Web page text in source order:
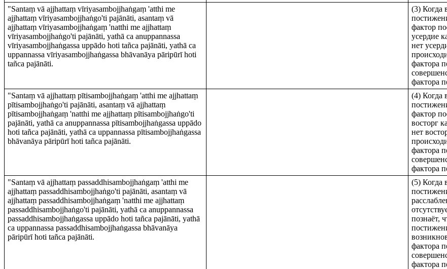
"Santaṃ vā ajjhattaṃ vīriyasambojjhaṅgaṃ 'atthi me
ajjhattaṃ vīriyasambojjhaṅgo'ti pajānāti, asantaṃ vā
ajjhattaṃ vīriyasambojjhaṅgaṃ 'natthi me ajjhattaṃ
vīriyasambojjhaṅgo'ti pajānāti, yathā ca anuppannassa
vīriyasambojjhaṅgassa uppādo hoti tañca pajānāti, yathā ca
uppannassa vīriyasambojjhaṅgassa bhāvanāya pāripūrī hoti
tañca pajānāti.
(3) Когда
фактор
усердие
нет
фактора
фактора
"Santaṃ vā ajjhattaṃ pītisambojjhaṅgaṃ 'atthi me ajjhattaṃ
pītisambojjhaṅgo'ti pajānāti, asantaṃ vā ajjhattaṃ
pītisambojjhaṅgaṃ 'natthi me ajjhattaṃ pītisambojjhaṅgo'ti
pajānāti, yathā ca anuppannassa pītisambojjhaṅgassa uppādo
hoti tañca pajānāti, yathā ca uppannassa pītisambojjhaṅgassa
bhāvanāya pāripūrī hoti tañca pajānāti.
(4) Когда
фактор
восторг
нет
фактора
фактора
"Santaṃ vā ajjhattaṃ passaddhisambojjhaṅgaṃ 'atthi me
ajjhattaṃ passaddhisambojjhaṅgo'ti pajānāti, asantaṃ vā
ajjhattaṃ passaddhisambojjhaṅgaṃ 'natthi me ajjhattaṃ
passaddhisambojjhaṅgo'ti pajānāti, yathā ca anuppannassa
passaddhisambojjhaṅgassa uppādo hoti tañca pajānāti, yathā
ca uppannassa passaddhisambojjhaṅgassa bhāvanāya
pāripūrī hoti tañca pajānāti.
(5) Когда
познаёт,
фактора
фактора